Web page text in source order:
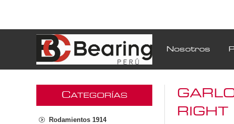
Nosotros
RIGHT
CATEGORÍAS
Rodamientos 1914